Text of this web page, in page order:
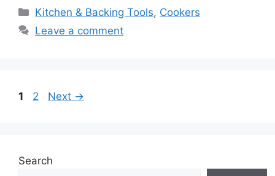
Categories
Kitchen & Backing Tools, Cookers
Leave a comment
Page
1 Page
2 Next →
Search